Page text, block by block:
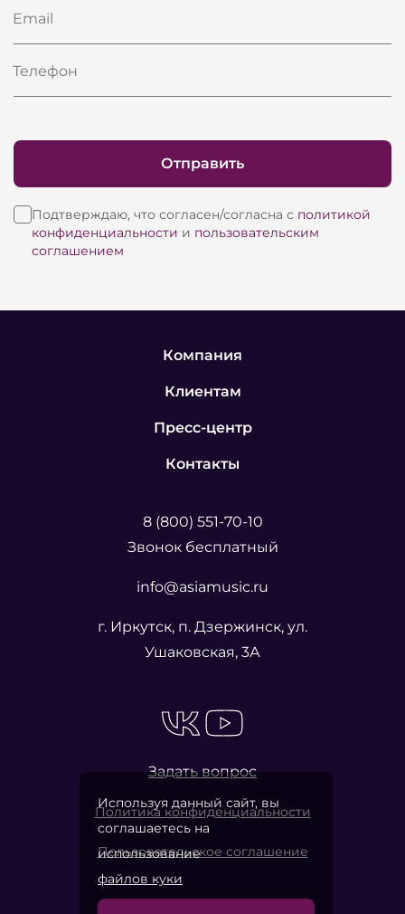
Email
Телефон
Подтверждаю, что согласен/согласна с политикой
конфиденциальности и пользовательским
соглашением
Отправить
Компания
Клиентам
Пресс-центр
Контакты
8 (800) 551-70-10
Звонок бесплатный
info@asiamusic.ru
г. Иркутск, п. Дзержинск, ул.
Ушаковская, 3А
Задать вопрос
Политика конфиденциальности
Пользовательское соглашение
Используя данный сайт, вы
соглашаетесь на
использование
файлов куки